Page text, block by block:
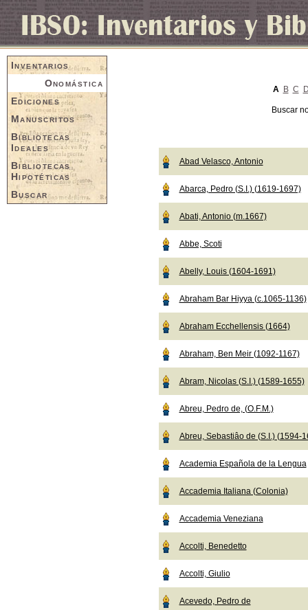
Inventarios
Onomástica
Ediciones
Manuscritos
Bibliotecas
Ideales
Bibliotecas
Hipotéticas
Buscar
A B C
Buscar
Abad Velasco, Antonio
Abarca, Pedro (S.I.) (1619-1697)
Abati, Antonio (m.1667)
Abbe, Scoti
Abelly, Louis (1604-1691)
Abraham Bar Hiyya (c.1065-1136)
Abraham Ecchellensis (1664)
Abraham, Ben Meir (1092-1167)
Abram, Nicolas (S.I.) (1589-1655)
Abreu, Pedro de, (O.F.M.)
Abreu, Sebastiâo de (S.I.) (1594-
Academia Española de la Lengua
Accademia Italiana (Colonia)
Accademia Veneziana
Accolti, Benedetto
Accolti, Giulio
Acevedo, Pedro de